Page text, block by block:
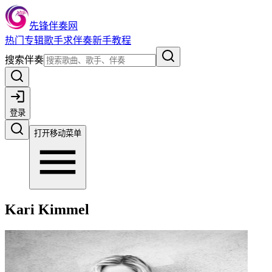
先锋伴奏网
热门 专辑歌手求伴奏新手教程
搜索伴奏
登录
打开移动菜单
Kari Kimmel